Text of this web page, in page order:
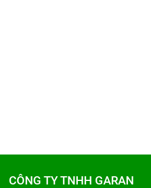
CÔNG TY TNHH GARAN